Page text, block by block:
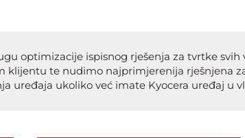
optimizacije ispisnog rješenja za tvrtke svih
te nudimo najprimjerenija rješnjena
uređaja ukoliko već imate Kyocera uređaj u